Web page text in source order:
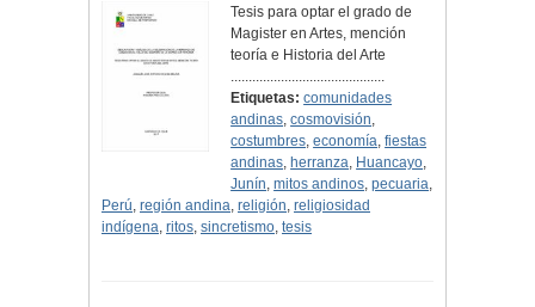
Tesis para optar el grado de
Magister en Artes, mención
teoría e Historia del Arte
...........................................
Etiquetas: comunidades
andinas,cosmovisión,
costumbres,economía,fiestas
andinas, herranza, Huancayo,
Junín,mitos andinos,pecuaria,
Perú, región andina, religión, religiosidad
indígena, ritos, sincretismo, tesis